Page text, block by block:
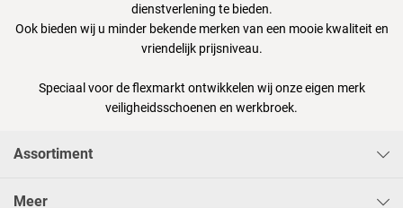
dienstverlening te bieden.
Ook bieden wij u minder bekende merken van een mooie kwaliteit en
vriendelijk prijsniveau.
Speciaal voor de flexmarkt ontwikkelen wij onze eigen merk
veiligheidsschoenen en werkbroek.
Assortiment
Meer